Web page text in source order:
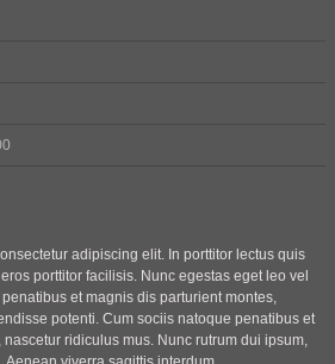
adipiscing elit. In porttitor lectus quis
porttitor facilisis. Nunc egestas eget leo vel
et magnis dis parturient montes,
potenti. Cum sociis natoque penatibus et
ridiculus mus. Nunc rutrum dui ipsum,